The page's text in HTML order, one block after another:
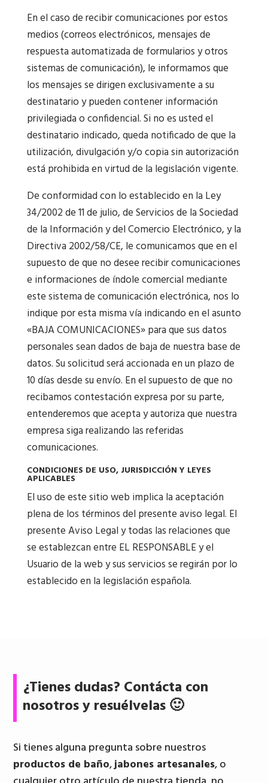
En el caso de recibir comunicaciones por estos
medios (correos electrónicos, mensajes de
respuesta automatizada de formularios y otros
sistemas de comunicación), le informamos que
los mensajes se dirigen exclusivamente a su
destinatario y pueden contener información
privilegiada o confidencial. Si no es usted el
destinatario indicado, queda notificado de que la
utilización, divulgación y/o copia sin autorización
está prohibida en virtud de la legislación vigente.
De conformidad con lo establecido en la Ley
34/2002 de 11 de julio, de Servicios de la Sociedad
de la Información y del Comercio Electrónico, y la
Directiva 2002/58/CE, le comunicamos que en el
supuesto de que no desee recibir comunicaciones
e informaciones de índole comercial mediante
este sistema de comunicación electrónica, nos lo
indique por esta misma vía indicando en el asunto
«BAJA COMUNICACIONES» para que sus datos
personales sean dados de baja de nuestra base de
datos. Su solicitud será accionada en un plazo de
10 días desde su envío. En el supuesto de que no
recibamos contestación expresa por su parte,
entenderemos que acepta y autoriza que nuestra
empresa siga realizando las referidas
comunicaciones.
CONDICIONES DE USO, JURISDICCIÓN Y LEYES
APLICABLES
El uso de este sitio web implica la aceptación
plena de los términos del presente aviso legal. El
presente Aviso Legal y todas las relaciones que
se establezcan entre EL RESPONSABLE y el
Usuario de la web y sus servicios se regirán por lo
establecido en la legislación española.
¿Tienes dudas? Contácta con
nosotros y resuélvelas 🙂
Si tienes alguna pregunta sobre nuestros
productos de baño,jabones artesanales, o